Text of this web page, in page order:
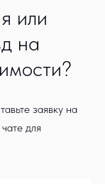
или
на
заявку на
для